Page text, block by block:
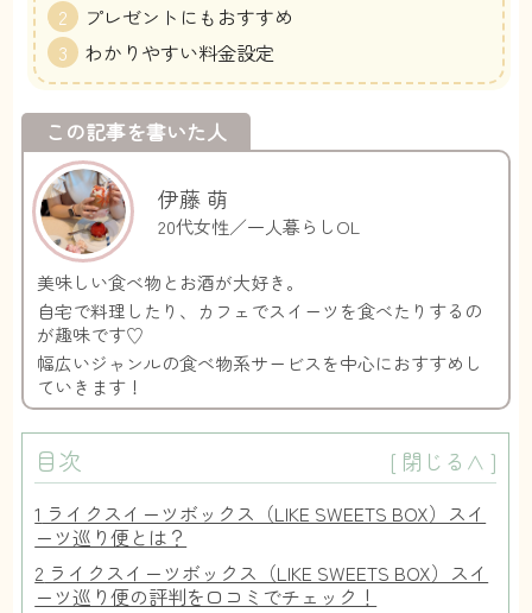
プレゼントにもおすすめ
わかりやすい料金設定
この記事を書いた人
伊藤 萌
20代女性／一人暮らしOL
美味しい食べ物とお酒が大好き。
自宅で料理したり、カフェでスイーツを食べたりするの
が趣味です♡
幅広いジャンルの食べ物系サービスを中心におすすめし
ていきます！
目次 [ 閉じる∧ ]
1 ライクスイーツボックス（LIKE SWEETS BOX）スイ
ーツ巡り便とは？
2 ライクスイーツボックス（LIKE SWEETS BOX）スイ
ーツ巡り便の評判を口コミでチェック！